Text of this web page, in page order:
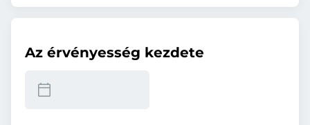
Az érvényesség kezdete